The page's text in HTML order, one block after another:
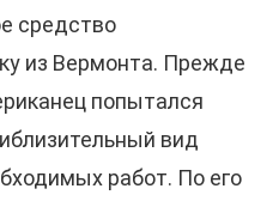
средство
из Вермонта. Прежде
попытался
вид
работ. По его